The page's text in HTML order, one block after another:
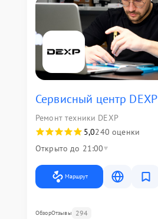
Сервисный центр DEXP
Ремонт техники DEXP
5,0240 оценки
Открыто до 21:00
Маршрут
ОбзорОтзывы 294